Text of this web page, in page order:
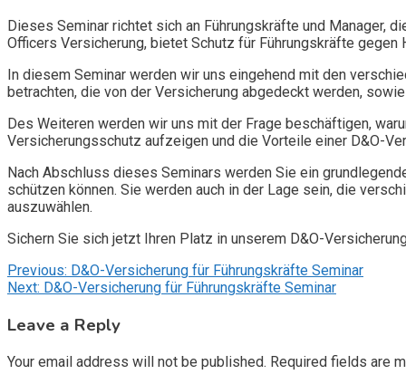
Dieses Seminar richtet sich an Führungskräfte und Manager,
Officers Versicherung, bietet Schutz für Führungskräfte
In diesem Seminar werden wir uns eingehend mit den
betrachten, die von der Versicherung abgedeckt werden,
Des Weiteren werden wir uns mit der Frage beschäftigen,
Versicherungsschutz aufzeigen und die Vorteile einer D&O-
Nach Abschluss dieses Seminars werden Sie ein
schützen können. Sie werden auch in der Lage sein, die
auszuwählen.
Sichern Sie sich jetzt Ihren Platz in unserem D&O-
Post
navigation
Previous: D&O-Versicherung für Führungskräfte Seminar
Next: D&O-Versicherung für Führungskräfte Seminar
Leave a Reply
Your email address will not be published. Required fields are